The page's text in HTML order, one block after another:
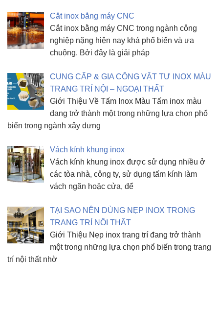
Cắt inox bằng máy CNC
Cắt inox bằng máy CNC trong ngành công
nghiệp nặng hiện nay khá phổ biến và ưa
chuộng. Bởi đây là giải pháp
CUNG CẤP & GIA CÔNG VẬT TƯ INOX MÀU
TRANG TRÍ NỘI – NGOẠI THẤT
Giới Thiệu Về Tấm Inox Màu Tấm inox màu
đang trở thành một trong những lựa chọn phổ
biến trong ngành xây dựng
Vách kính khung inox
Vách kính khung inox được sử dụng nhiều ở
các tòa nhà, công ty, sử dụng tấm kính làm
vách ngăn hoặc cửa, để
TẠI SAO NÊN DÙNG NẸP INOX TRONG
TRANG TRÍ NỘI THẤT
Giới Thiệu Nẹp inox trang trí đang trở thành
một trong những lựa chọn phổ biến trong trang
trí nội thất nhờ